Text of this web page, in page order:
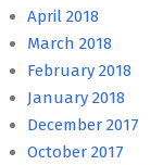
April 2018
March 2018
February 2018
January 2018
December 2017
October 2017